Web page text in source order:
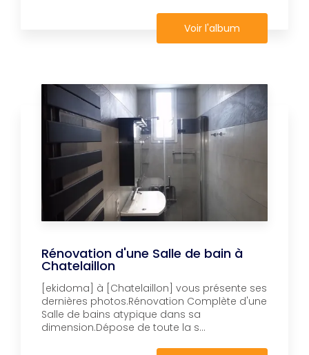
Voir l'album
Rénovation d'une Salle de bain à
Chatelaillon
[ekidoma] à [Chatelaillon] vous présente ses
dernières photos.Rénovation Complète d'une
Salle de bains atypique dans sa
dimension.Dépose de toute la s...